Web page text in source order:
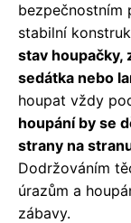
bezpečnostním
stabilní
stav houpačky,
sedátka nebo
houpat vždy
houpání by se
strany na
Dodržováním
úrazům a
zábavy.